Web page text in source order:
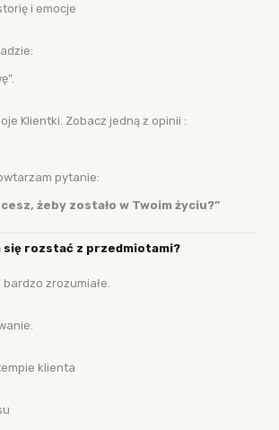
i emocje
Klientki. Zobacz jedną z opinii :
pytanie:
żeby zostało w Twoim życiu?”
się rozstać z przedmiotami?
zrozumiałe.
klienta